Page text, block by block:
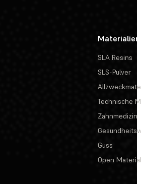
Materialien
SLA Resins
SLS-Pulver
Technische
Zahnmedizin
Guss
Open